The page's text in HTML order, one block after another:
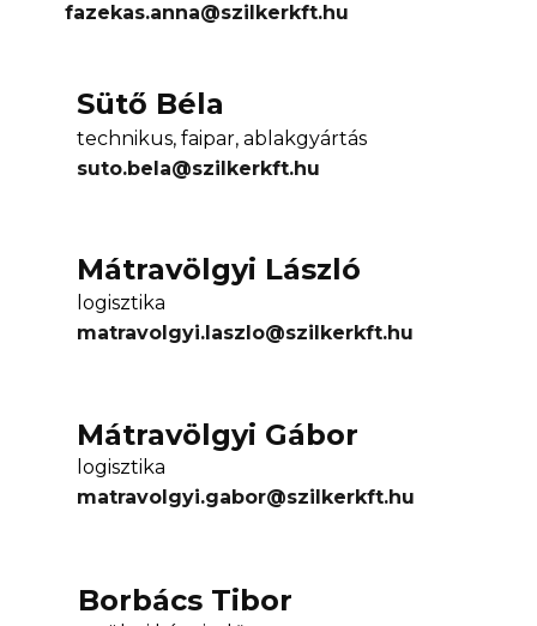
fazekas.anna@szilkerkft.hu
Sütő Béla
technikus, faipar, ablakgyártás
suto.bela@szilkerkft.hu
Mátravölgyi László
logisztika
matravolgyi.laszlo@szilkerkft.hu
Mátravölgyi Gábor
logisztika
matravolgyi.gabor@szilkerkft.hu
Borbács Tibor